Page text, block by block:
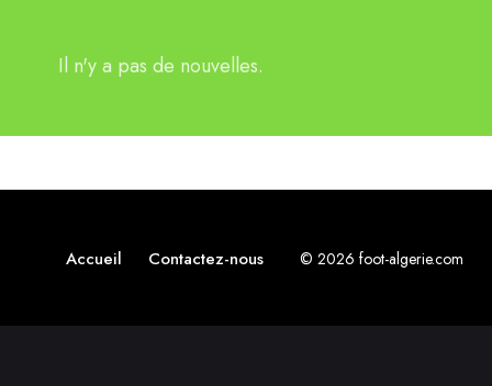
Il n'y a pas de nouvelles.
Accueil Contactez-nous © 2026 foot-algerie.com